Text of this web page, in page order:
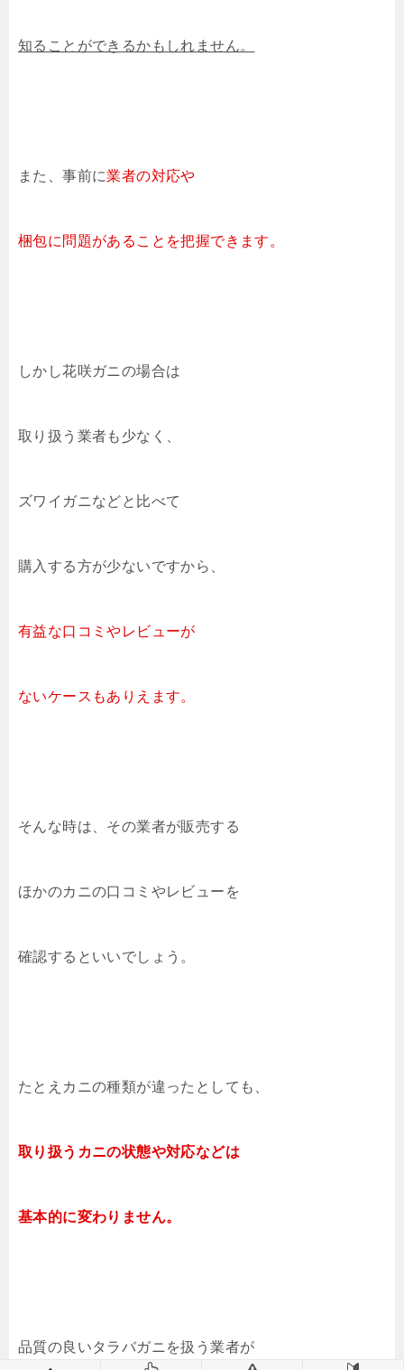
知ることができるかもしれません。
また、事前に業者の対応や
梱包に問題があることを把握できます。
しかし花咲ガニの場合は
取り扱う業者も少なく、
ズワイガニなどと比べて
購入する方が少ないですから、
有益な口コミやレビューが
ないケースもありえます。
そんな時は、その業者が販売する
ほかのカニの口コミやレビューを
確認するといいでしょう。
たとえカニの種類が違ったとしても、
取り扱うカニの状態や対応などは
基本的に変わりません。
品質の良いタラバガニを扱う業者が